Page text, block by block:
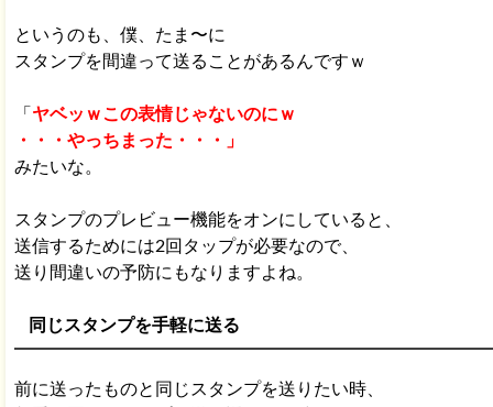
というのも、僕、たま〜に
スタンプを間違って送ることがあるんですｗ
「 ヤベッｗこの表情じゃないのにｗ
・・・やっちまった・・・」
みたいな。
スタンプのプレビュー機能をオンにしていると、
送信するためには2回タップが必要なので、
送り間違いの予防にもなりますよね。
同じスタンプを手軽に送る
前に送ったものと同じスタンプを送りたい時、